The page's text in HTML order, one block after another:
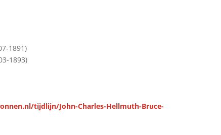
1891)
1893)
tijdlijn/John-Charles-Hellmuth-Bruce-